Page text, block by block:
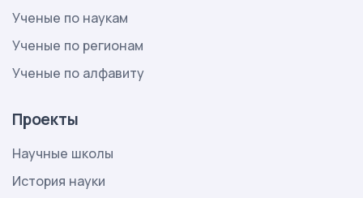
Ученые по наукам
Ученые по регионам
Ученые по алфавиту
Проекты
Научные школы
История науки